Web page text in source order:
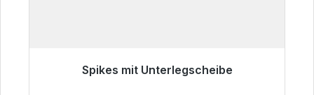
Spikes mit Unterlegscheibe